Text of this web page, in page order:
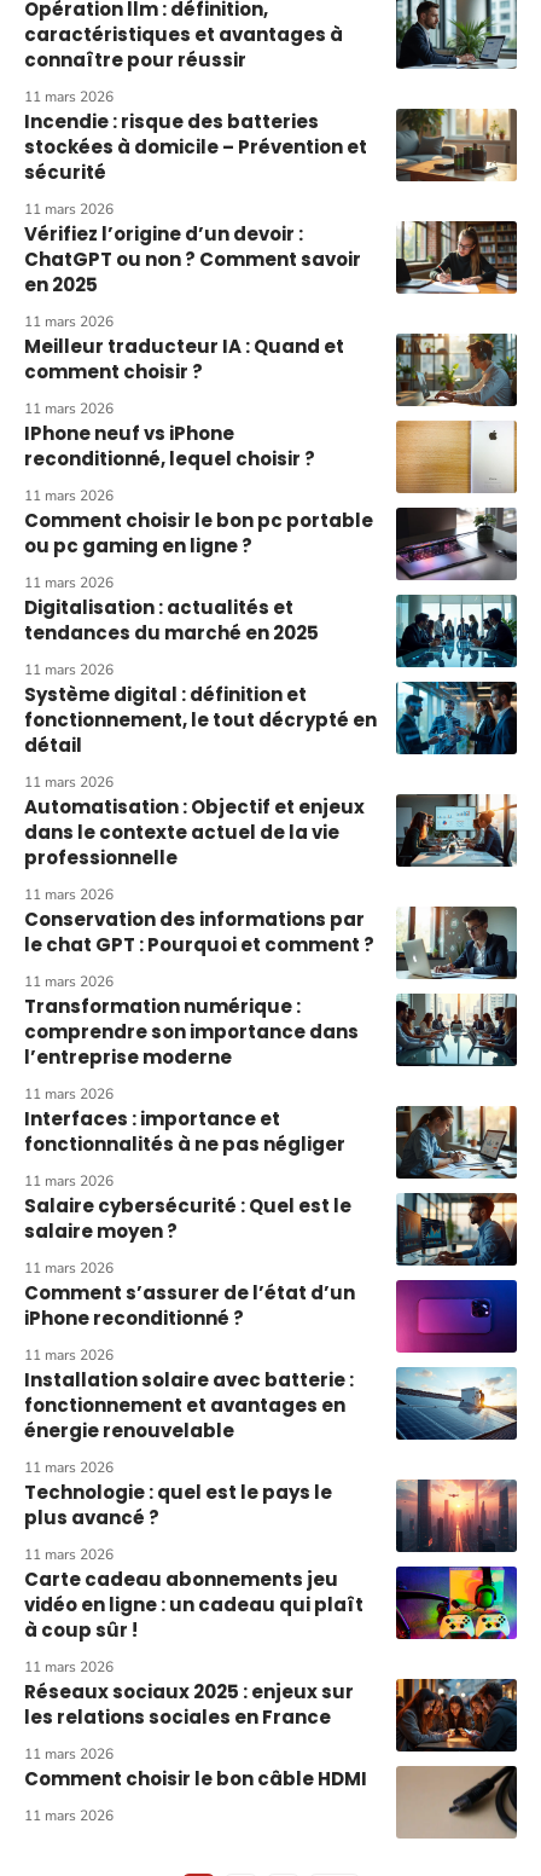
Opération llm : définition,
caractéristiques et avantages à
connaître pour réussir
11 mars 2026
Incendie : risque des batteries
stockées à domicile – Prévention et
sécurité
11 mars 2026
Vérifiez l’origine d’un devoir :
ChatGPT ou non ? Comment savoir
en 2025
11 mars 2026
Meilleur traducteur IA : Quand et
comment choisir ?
11 mars 2026
IPhone neuf vs iPhone
reconditionné, lequel choisir ?
11 mars 2026
Comment choisir le bon pc portable
ou pc gaming en ligne ?
11 mars 2026
Digitalisation : actualités et
tendances du marché en 2025
11 mars 2026
Système digital : définition et
fonctionnement, le tout décrypté en
détail
11 mars 2026
Automatisation : Objectif et enjeux
dans le contexte actuel de la vie
professionnelle
11 mars 2026
Conservation des informations par
le chat GPT : Pourquoi et comment ?
11 mars 2026
Transformation numérique :
comprendre son importance dans
l’entreprise moderne
11 mars 2026
Interfaces : importance et
fonctionnalités à ne pas négliger
11 mars 2026
Salaire cybersécurité : Quel est le
salaire moyen ?
11 mars 2026
Comment s’assurer de l’état d’un
iPhone reconditionné ?
11 mars 2026
Installation solaire avec batterie :
fonctionnement et avantages en
énergie renouvelable
11 mars 2026
Technologie : quel est le pays le
plus avancé ?
11 mars 2026
Carte cadeau abonnements jeu
vidéo en ligne : un cadeau qui plaît
à coup sûr !
11 mars 2026
Réseaux sociaux 2025 : enjeux sur
les relations sociales en France
11 mars 2026
Comment choisir le bon câble HDMI
11 mars 2026